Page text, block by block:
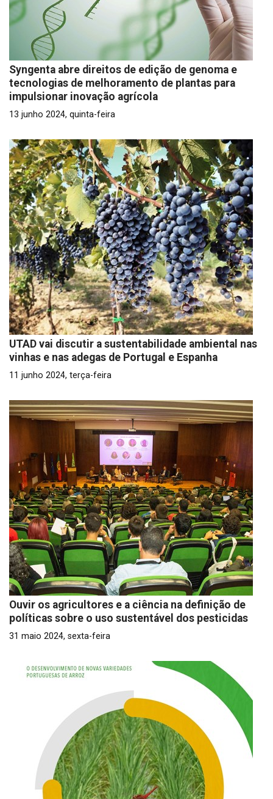
Syngenta abre direitos de edição de genoma e
tecnologias de melhoramento de plantas para
impulsionar inovação agrícola
13 junho 2024, quinta-feira
UTAD vai discutir a sustentabilidade ambiental nas
vinhas e nas adegas de Portugal e Espanha
11 junho 2024, terça-feira
Ouvir os agricultores e a ciência na definição de
políticas sobre o uso sustentável dos pesticidas
31 maio 2024, sexta-feira